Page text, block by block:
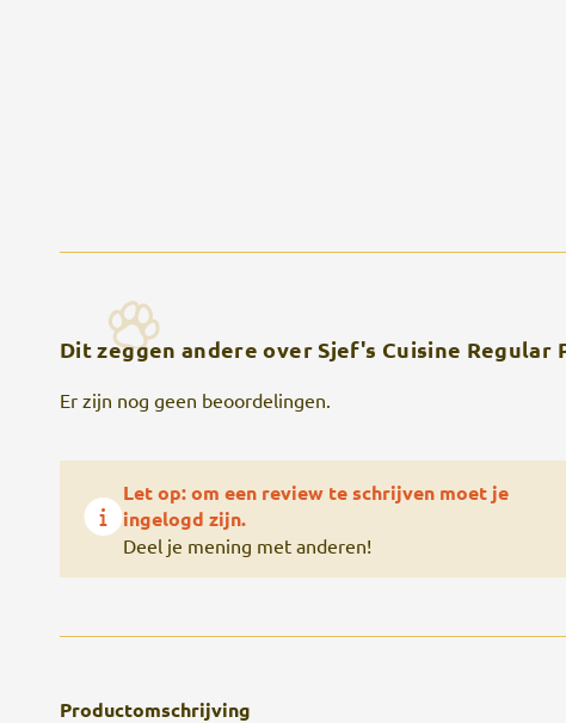
Dit zeggen andere over Sjef's Cuisine Regular
Er zijn nog geen beoordelingen.
Let op: om een review te schrijven moet je
ingelogd zijn.
Deel je mening met anderen!
Productomschrijving